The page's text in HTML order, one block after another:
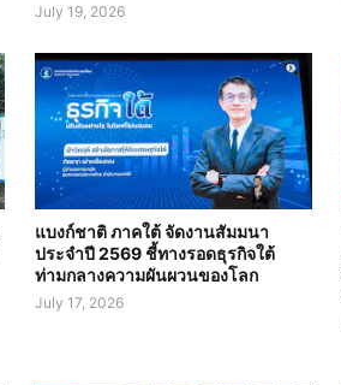
July 19, 2026
แบงก์ชาติ ภาคใต้ จัดงานสัมมนา
ประจำปี 2569 ชี้ทางรอดธุรกิจใต้
ท่ามกลางความผันผวนของโลก
July 17, 2026